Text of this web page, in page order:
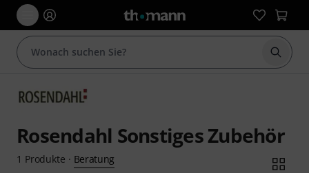
Suche
Rosendahl Sonstiges Zubehör
1 Produkte · Beratung